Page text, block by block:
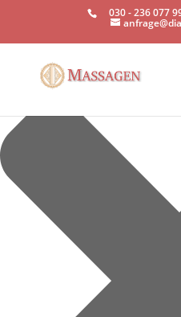
Einwilligung verwalten030 - 236 077